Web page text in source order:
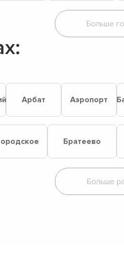
Арбат Аэропорт
Братеево